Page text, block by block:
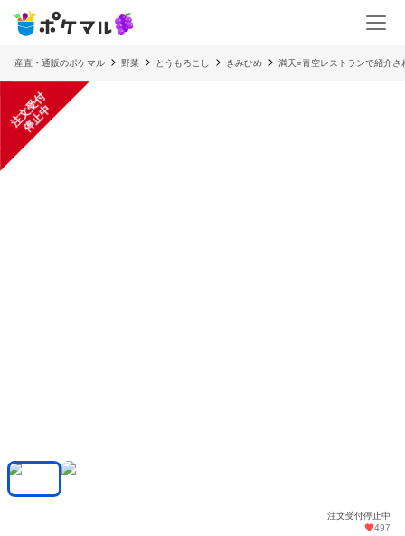
産直・通販のポケマル 野菜 とうもろこし きみひめ 満天⭐︎青空レストランで紹介
注
文
受
付
停
止
中
注文受付停止中
497